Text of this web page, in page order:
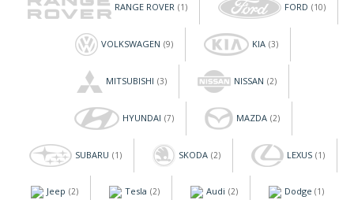
RANGE ROVER (1) FORD (10)
VOLKSWAGEN (9) KIA (3)
MITSUBISHI (3) NISSAN (2)
HYUNDAI (7) MAZDA (2)
SUBARU (1) SKODA (2) LEXUS (1)
Jeep (2) Tesla (2) Audi (2) Dodge (1)